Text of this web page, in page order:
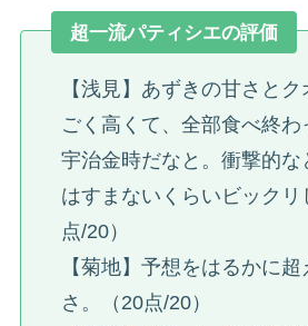
超一流パティシエの評価
【浅見】あずきの甘さと
ごく高くて、全部食べ終わ
宇治金時だなと。衝撃的な
はすまないくらいビックリ
点/20）
【菊地】予想をはるかに超
さ。（20点/20）